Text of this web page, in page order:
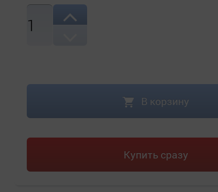
1
В корзину
Купить сразу